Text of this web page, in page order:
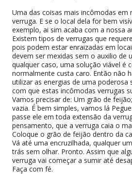
Uma das coisas mais incômodas em
verruga. E se o local dela for bem
exemplo, ai sim acaba com a nossa
Existem tipos de verrugas que
pois podem estar enraizadas em
devem ser mexidas sem o auxilio de
qualquer caso, uma solução viável é
normalmente custa caro. Então não
utilizar as energias de uma poderosa
com que estas incômodas verrugas
Vamos precisar de: Um grão de
vazia. É bem simples, vamos lá
passe ele em toda extensão da
pensamento, que a verruga caia o
Coloque o grão de feijão dentro da
Vá até uma encruzilhada, qualquer
trás sem olhar. Pronto. Assim que
verruga vai começar a sumir até
Faça com fé.